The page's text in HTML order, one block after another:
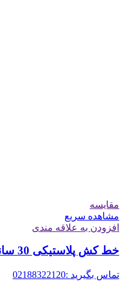
مقایسه
مشاهده سریع
افزودن به علاقه مندی
خط کش پلاستیکی 30 سانتی متر
تماس بگیرید :02188322120